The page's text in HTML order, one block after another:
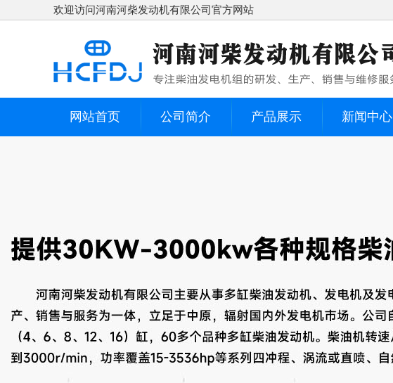
欢迎访问河南河柴发动机有限公司官方网站
网站首页 公司简介 产品展示 新闻中心